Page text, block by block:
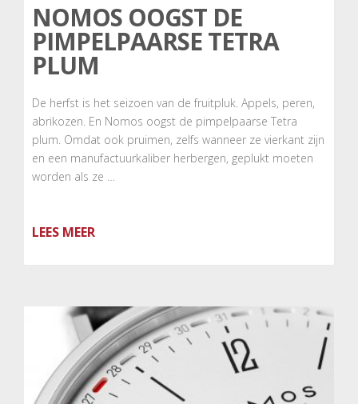
NOMOS OOGST DE
PIMPELPAARSE TETRA
PLUM
De herfst is het seizoen van de fruitpluk. Appels, peren,
abrikozen. En Nomos oogst de pimpelpaarse Tetra
plum. Omdat ook pruimen, zelfs wanneer ze vierkant zijn
en een manufactuurkaliber herbergen, geplukt moeten
worden als ze …
LEES MEER